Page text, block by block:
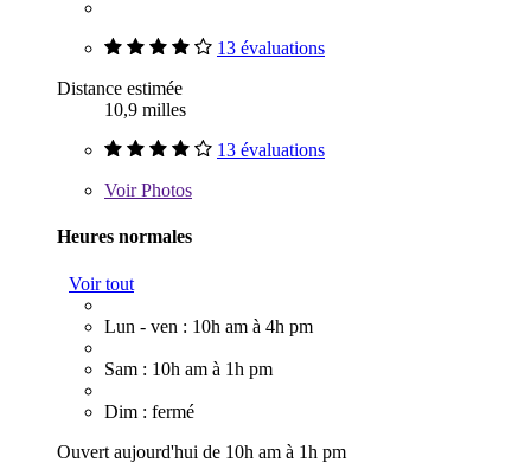
13 évaluations
Distance estimée
10,9 milles
13 évaluations
VoirPhotos
Heures normales
Voir tout
Lun - ven : 10h am à 4h pm
Sam : 10h am à 1h pm
Dim : fermé
Ouvert aujourd'hui de 10h am à 1h pm